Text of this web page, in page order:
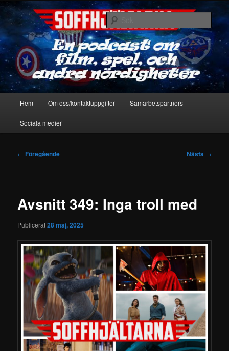
Hoppa
primärt
innehållSoffhjältarna
En podcast om film, spel & andra nördigheter
Sök
Hem Om oss/kontaktuppgifter Samarbetspartners
Sociala medier
Inläggsnavigering
← Föregående Nästa →
Avsnitt 349: Inga troll med
Publicerat28 maj, 2025